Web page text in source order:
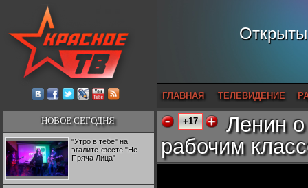
ГЛАВНАЯ ТЕЛЕВИДЕНИЕ
НОВОЕ СЕГОДНЯ
"Утро в тебе" на
эгалите-фесте "Не
Пряча Лица"
+17
Ленин
рабочим